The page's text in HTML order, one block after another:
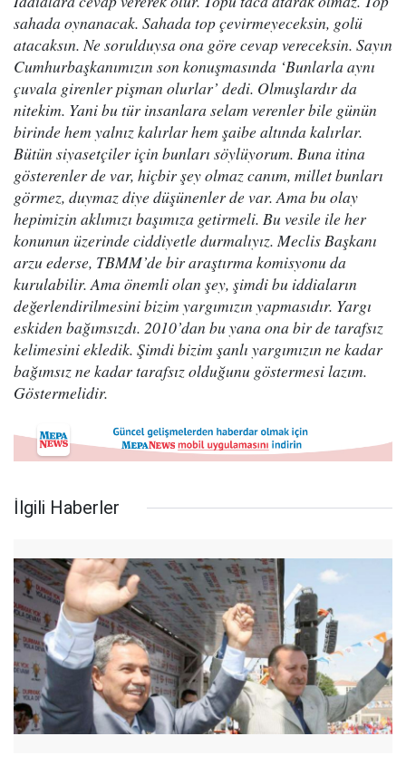
sahada oynanacak. Sahada top çevirmeyeceksin, golü
atacaksın. Ne sorulduysa ona göre cevap vereceksin. Sayın
Cumhurbaşkanımızın son konuşmasında ‘Bunlarla aynı
çuvala girenler pişman olurlar’ dedi. Olmuşlardır da
nitekim. Yani bu tür insanlara selam verenler bile günün
birinde hem yalnız kalırlar hem şaibe altında kalırlar.
Bütün siyasetçiler için bunları söylüyorum. Buna itina
gösterenler de var, hiçbir şey olmaz canım, millet bunları
görmez, duymaz diye düşünenler de var. Ama bu olay
hepimizin aklımızı başımıza getirmeli. Bu vesile ile her
konunun üzerinde ciddiyetle durmalıyız. Meclis Başkanı
arzu ederse, TBMM’de bir araştırma komisyonu da
kurulabilir. Ama önemli olan şey, şimdi bu iddiaların
değerlendirilmesini bizim yargımızın yapmasıdır. Yargı
eskiden bağımsızdı. 2010’dan bu yana ona bir de tarafsız
kelimesini ekledik. Şimdi bizim şanlı yargımızın ne kadar
bağımsız ne kadar tarafsız olduğunu göstermesi lazım.
Göstermelidir.
İlgili Haberler